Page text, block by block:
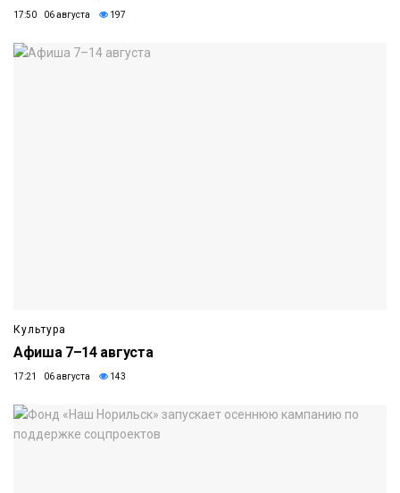
17:50 06 августа 197
Культура
Афиша 7–14 августа
17:21 06 августа 143